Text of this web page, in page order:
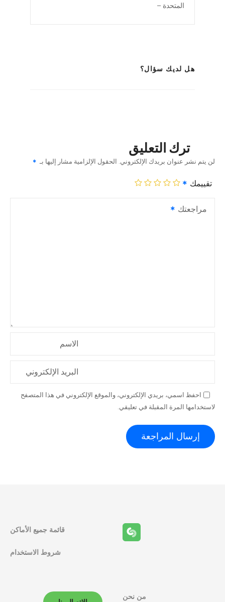
المتحدة –
هل لديك سؤال؟
ترك التعليق
لن يتم نشر عنوان بريدك الإلكتروني. الحقول الإلزامية مشار إليها بـ
تقييمك
مراجعتك
الاسم
البريد الإلكتروني
احفظ اسمي، بريدي الإلكتروني، والموقع الإلكتروني في هذا المتصفح
لاستخدامها المرة المقبلة في تعليقي.
قائمة جميع الأماكن
شروط الاستخدام
من نحن